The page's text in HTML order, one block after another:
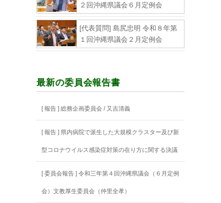
２回沖縄県議会６月定例会
[代表質問] 島尻忠明 令和８年第
１回沖縄県議会２月定例会
最新の委員会報告書
[ 報告 ] 総務企画委員会 / 又吉清義
[ 報告 ] 県内病院で派生した大規模クラスター及び新
型コロナウイルス感染症対策の在り方に関する決議
[ 委員会報告 ] 令和三年第４回沖縄県議会（６月定例
会）文教厚生委員会（仲里全孝）